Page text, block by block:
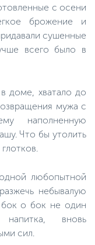
с осени
брожение и
сушенные
всего было в
доме, хватало до
мужа с
наполненную
Что бы утолить
любопытной
небывалую
бок о бок не один
вновь
сил.